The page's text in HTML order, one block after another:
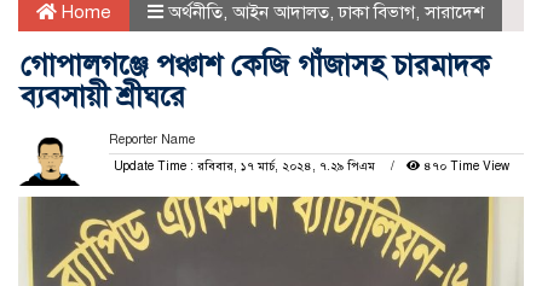
Home অর্থনীতি, আইন আদালত,ঢাকা বিভাগ,সারাদেশ
গোপালগঞ্জে পঞ্চাশ কেজি গাঁজাসহ চারমাদক
ব্যবসায়ী শ্রীঘরে
Reporter Name
Update Time : রবিবার, ১৭ মার্চ, ২০২৪, ৭.২৯ পিএম
৪৭০ Time View